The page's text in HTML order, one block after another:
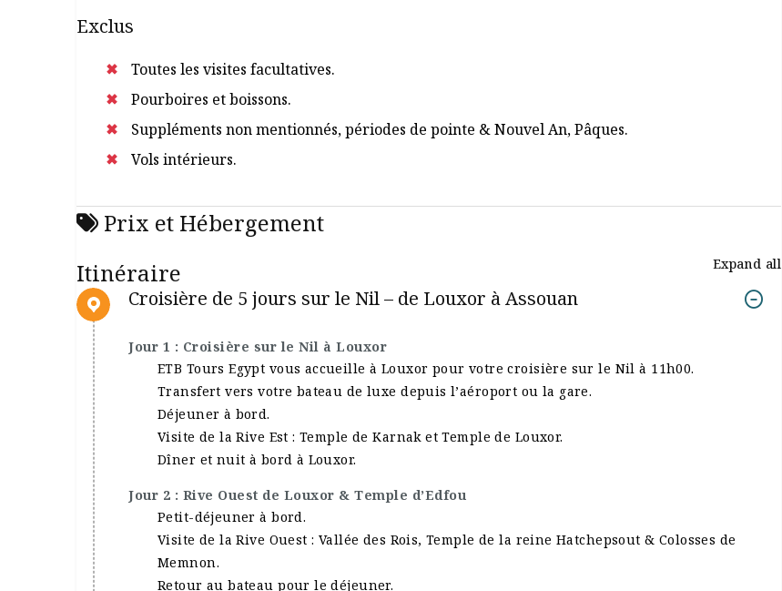
Exclus
Toutes les visites facultatives.
Pourboires et boissons.
Suppléments non mentionnés, périodes de pointe & Nouvel An, Pâques.
Vols intérieurs.
Prix et Hébergement
Itinéraire
Expand all
Croisière de 5 jours sur le Nil – de Louxor à Assouan
Jour 1 : Croisière sur le Nil à Louxor
ETB Tours Egypt vous accueille à Louxor pour votre croisière sur le Nil à 11h00.
Transfert vers votre bateau de luxe depuis l’aéroport ou la gare.
Déjeuner à bord.
Visite de la Rive Est : Temple de Karnak et Temple de Louxor.
Dîner et nuit à bord à Louxor.
Jour 2 : Rive Ouest de Louxor & Temple d’Edfou
Petit-déjeuner à bord.
Visite de la Rive Ouest : Vallée des Rois, Temple de la reine Hatchepsout & Colosses de
Memnon.
Retour au bateau pour le déjeuner.